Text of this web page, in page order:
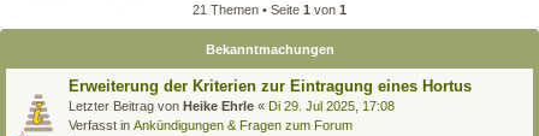
21 Themen • Seite 1 von 1
Bekanntmachungen
Erweiterung der Kriterien zur Eintragung eines Hortus
Letzter Beitrag von Heike Ehrle « Di 29. Jul 2025, 17:08
Verfasst in Ankündigungen & Fragen zum Forum